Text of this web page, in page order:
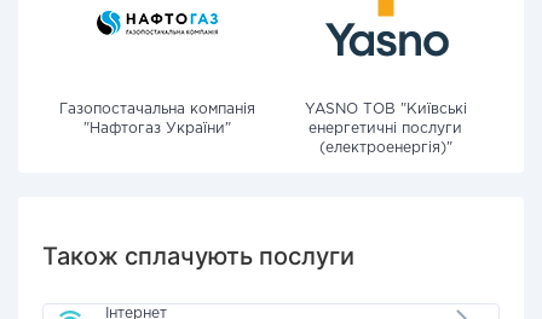
Газопостачальна компанія
"Нафтогаз України"
YASNO ТОВ "Київські
енергетичні послуги
(електроенергія)"
Також сплачують послуги
Інтернет